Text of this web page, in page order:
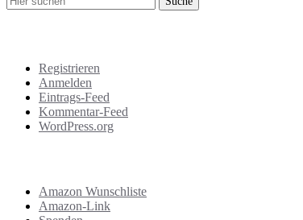
Registrieren
Anmelden
Eintrags-Feed
Kommentar-Feed
WordPress.org
Amazon Wunschliste
Amazon-Link